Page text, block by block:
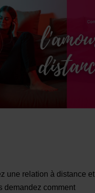
une relation à distance et
demandez comment